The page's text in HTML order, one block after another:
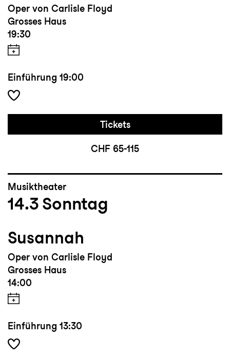
Oper von Carlisle Floyd
Grosses Haus
19:30
Einführung 19:00
Tickets
CHF 65-115
Musiktheater
14.3 Sonntag
Susannah
Oper von Carlisle Floyd
Grosses Haus
14:00
Einführung 13:30